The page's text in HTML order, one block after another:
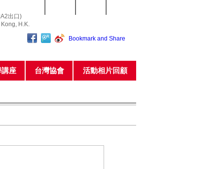
出口)
H.K.
講座 台灣協會 活動相片回顧